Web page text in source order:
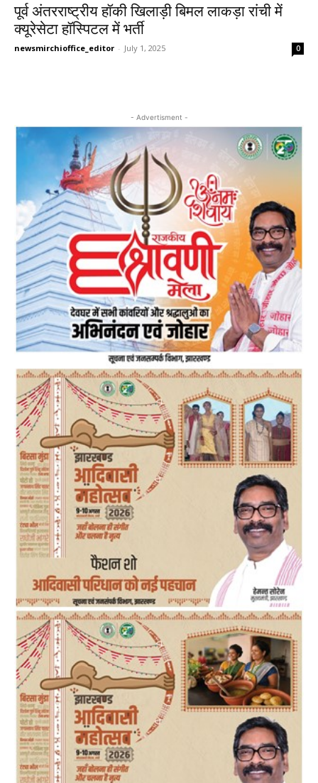
पूर्व अंतरराष्ट्रीय हॉकी खिलाड़ी बिमल लाकड़ा रांची में
क्यूरेसेटा हॉस्पिटल में भर्ती
newsmirchioffice_editor - July 1, 2025 0
- Advertisment -